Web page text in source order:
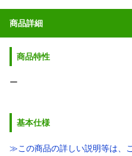
商品詳細
商品特性
ー
基本仕様
≫この商品の詳しい説明等は、